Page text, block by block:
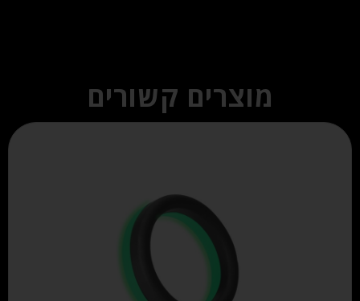
מוצרים קשורים